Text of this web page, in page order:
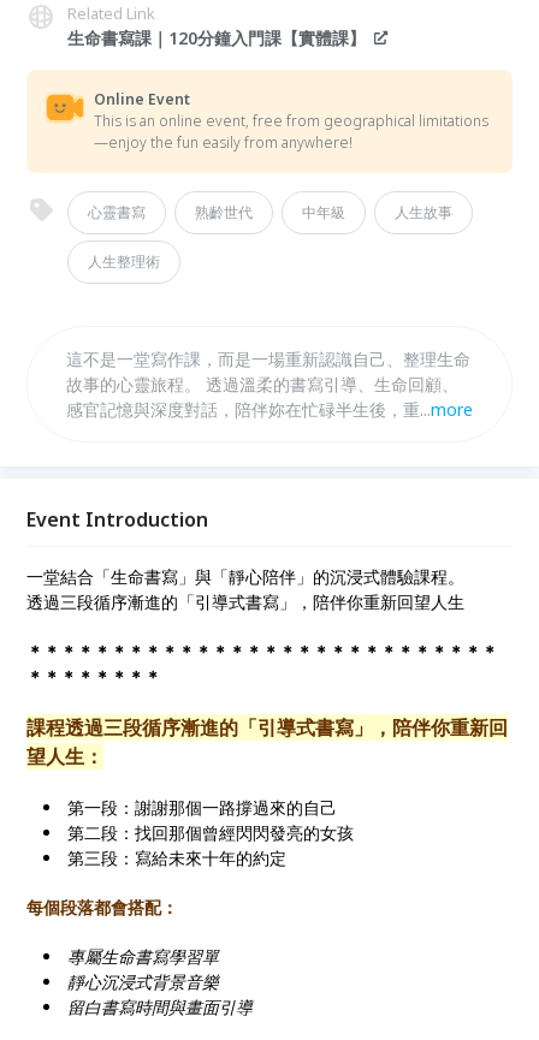
Related Link
生命書寫課｜120分鐘入門課【實體課】
Online Event
This is an online event, free from geographical limitations
—enjoy the fun easily from anywhere!
心靈書寫 熟齡世代 中年級 人生故事
人生整理術
這不是一堂寫作課，而是一場重新認識自己、整理生命
故事的心靈旅程。 透過溫柔的書寫引導、生命回顧、
感官記憶與深度對話，陪伴妳在忙碌半生後，重新找回
...more
Event Introduction
一堂結合「生命書寫」與「靜心陪伴」的沉浸式體驗課程。
透過三段循序漸進的「引導式書寫」，陪伴你重新回望人生
＊＊＊＊＊＊＊＊＊＊＊＊＊＊＊＊＊＊＊＊＊＊＊＊＊＊＊＊
＊＊＊＊＊＊＊＊
課程透過三段循序漸進的「引導式書寫」，陪伴你重新回
望人生：
第一段：謝謝那個一路撐過來的自己
第二段：找回那個曾經閃閃發亮的女孩
第三段：寫給未來十年的約定
每個段落都會搭配：
專屬生命書寫學習單
靜心沉浸式背景音樂
留白書寫時間與畫面引導